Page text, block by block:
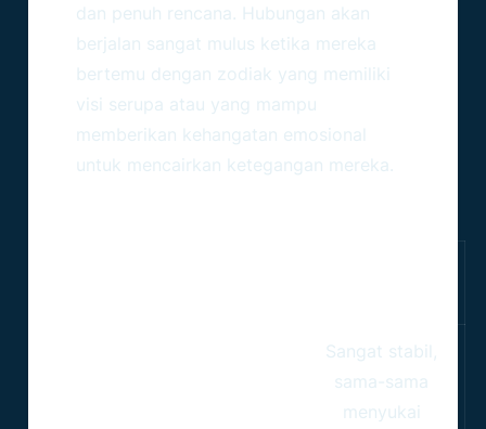
dan penuh rencana. Hubungan akan
berjalan sangat mulus ketika mereka
bertemu dengan zodiak yang memiliki
visi serupa atau yang mampu
memberikan kehangatan emosional
untuk mencairkan ketegangan mereka.
Sangat stabil,
sama-sama
menyukai